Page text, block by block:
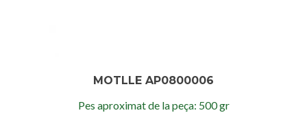
MOTLLE AP0800006
Pes aproximat de la peça: 500 gr